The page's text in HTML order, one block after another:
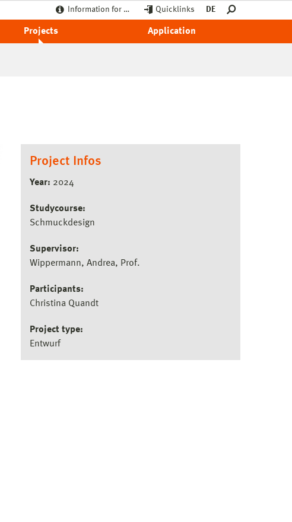
Information for … Quicklinks DE
Projects Application
Project Infos
Year: 2024
Studycourse:
Schmuckdesign
Supervisor:
Wippermann, Andrea, Prof.
Participants:
Christina Quandt
Project type:
Entwurf